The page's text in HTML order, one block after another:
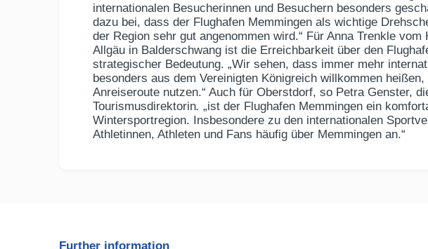
internationalen Besucherinnen und Besuchern besonders
dazu bei, dass der Flughafen Memmingen als wichtige
der Region sehr gut angenommen wird.“ Für Anna Trenkle
Allgäu in Balderschwang ist die Erreichbarkeit über den
strategischer Bedeutung. „Wir sehen, dass immer mehr
besonders aus dem Vereinigten Königreich willkommen
Anreiseroute nutzen.“ Auch für Oberstdorf, so Petra Genster,
Tourismusdirektorin. „ist der Flughafen Memmingen ein
Wintersportregion. Insbesondere zu den internationalen
Athletinnen, Athleten und Fans häufig über Memmingen an.“
Further information